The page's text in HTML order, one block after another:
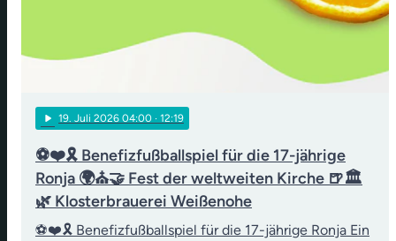
play_arrow 19. Juli 2026 04:00 · 12:19
⚽❤️🎗️ Benefizfußballspiel für die 17-jährige
Ronja 🌍⛪🤝 Fest der weltweiten Kirche 🍺🏛️
🌿 Klosterbrauerei Weißenohe
⚽❤️🎗️ Benefizfußballspiel für die 17-jährige Ronja Ein